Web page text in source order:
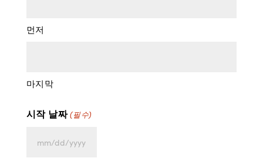
먼저
마지막
시작 날짜(필수)
MM